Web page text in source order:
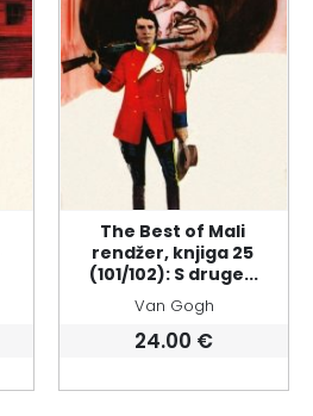
The Best of Mali
rendžer, knjiga 25
(101/102): S druge...
Van Gogh
24.00 €